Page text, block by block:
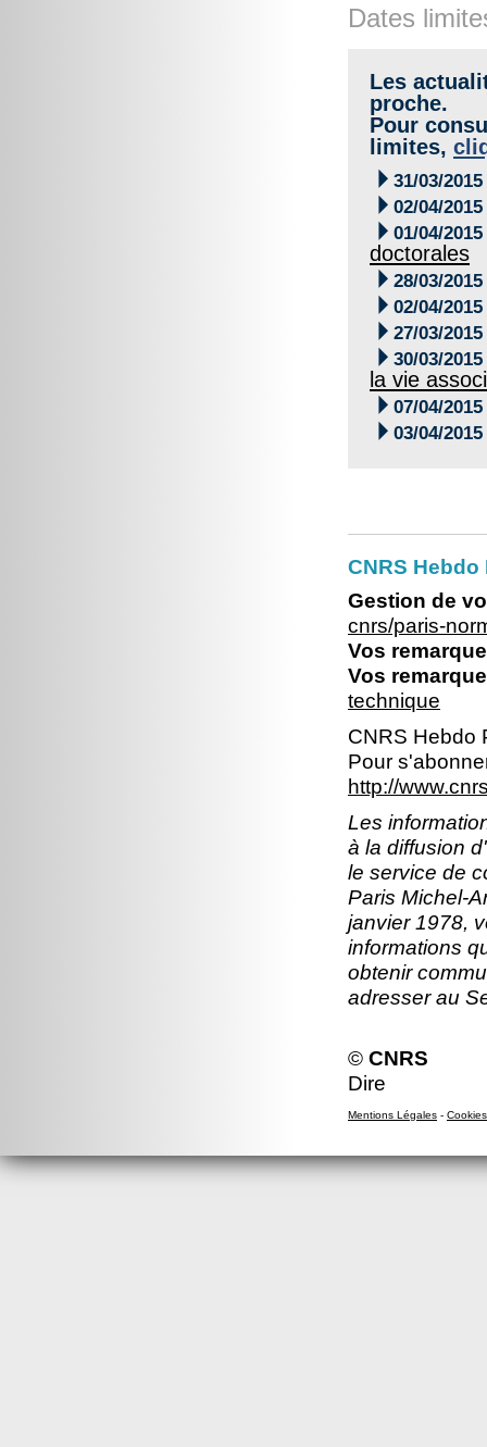
Dates
Les
proche.
Pour
limites,
 31/03/2015
 02/04/2015
 01/04/2015
doctorales
 28/03/2015
 02/04/2015
 27/03/2015
 30/03/2015
la vie
 07/04/2015
 03/04/2015
CNRS
Gestion de
cnrs/paris-
Vos
Vos
technique
CNRS Hebdo
Pour
http://
Les
à la diffusion
le service de
Paris Michel-
janvier 1978,
informations
obtenir
adresser au
© CNRS
Dire
Mentions Légales - Cookies